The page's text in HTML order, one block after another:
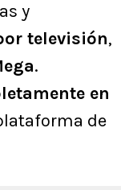
y
televisión,
.
en
de